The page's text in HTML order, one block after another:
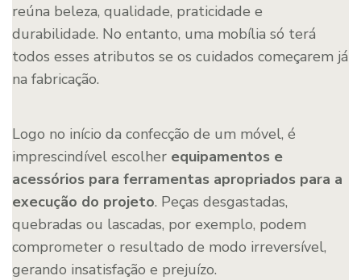
reúna beleza, qualidade, praticidade e
durabilidade. No entanto, uma mobília só terá
todos esses atributos se os cuidados começarem já
na fabricação.
Logo no início da confecção de um móvel, é
imprescindível escolher equipamentos e
acessórios para ferramentas apropriados para a
execução do projeto. Peças desgastadas,
quebradas ou lascadas, por exemplo, podem
comprometer o resultado de modo irreversível,
gerando insatisfação e prejuízo.